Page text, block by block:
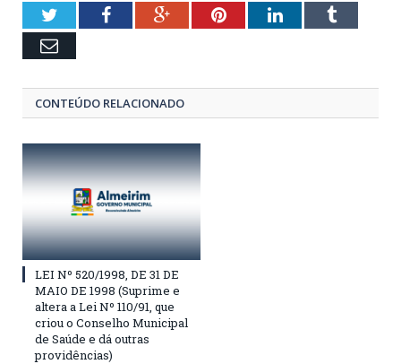
TwitterFacebookGoogle+PinterestLinkedInTumblr
Email
CONTEÚDO RELACIONADO
LEI Nº 520/1998, DE 31 DE
MAIO DE 1998 (Suprime e
altera a Lei Nº 110/91, que
criou o Conselho Municipal
de Saúde e dá outras
providências)